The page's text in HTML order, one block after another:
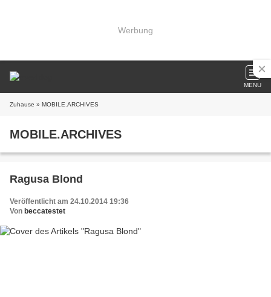
Werbung
MENU
Zuhause » MOBILE.ARCHIVES
MOBILE.ARCHIVES
Ragusa Blond
Veröffentlicht am 24.10.2014 19:36
Von beccatestet